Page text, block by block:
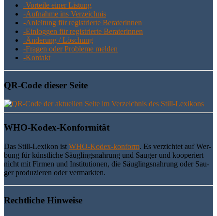
-Vor­tei­le einer Listung
-Auf­nah­me ins Verzeichnis
-Anlei­tung für regis­trier­te Beraterinnen
-Ein­log­gen für regis­trier­te Beraterinnen
-Ände­rung / Löschung
-Fra­gen oder Pro­ble­me melden
-Kon­takt
QR-Code die­ser Seite
WHO-Kodex-Kon­for­mi­tät
Das Still-Lexi­kon ist WHO-Kodex-kon­form. Es ver­zich­tet auf Wer­
bung für künst­li­che Säug­lings­nah­rung und Sau­ger und koope­riert
nicht mit Fir­men und Insti­tu­tio­nen, die Säug­lings­nah­rung oder Sau­
ger pro­du­zie­ren oder vermarkten.
Recht­li­che Hinweise